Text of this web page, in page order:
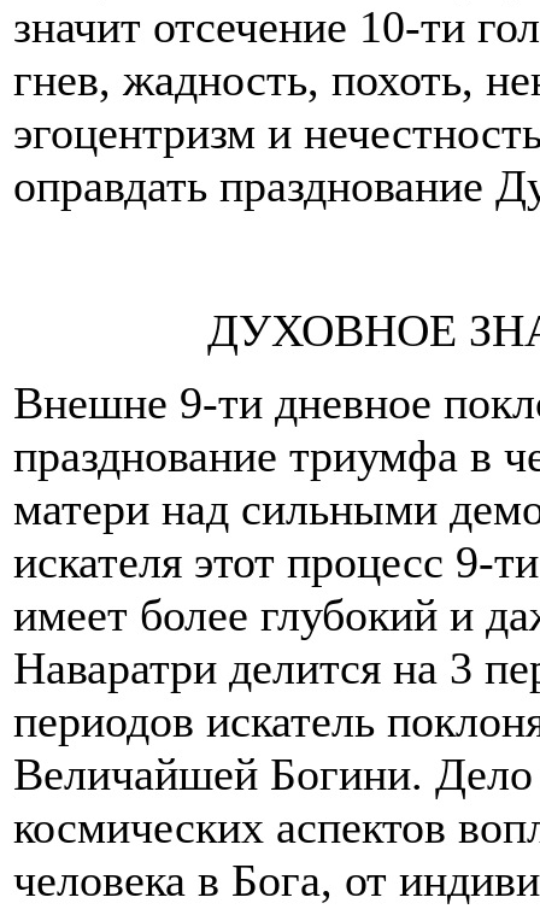
значит отсечение 10-ти
гнев, жадность, похоть,
эгоцентризм и
оправдать празднование
ДУХОВНОЕ
Внешне 9-ти дневное
празднование триумфа в
матери над сильными
искателя этот процесс 9-
имеет более глубокий и
Наваратри делится на 3
периодов искатель
Величайшей Богини.
космических аспектов
человека в Бога, от